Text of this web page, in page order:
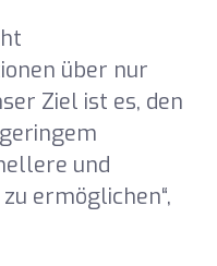
über nur
Ziel ist es, den
und
ermöglichen“,